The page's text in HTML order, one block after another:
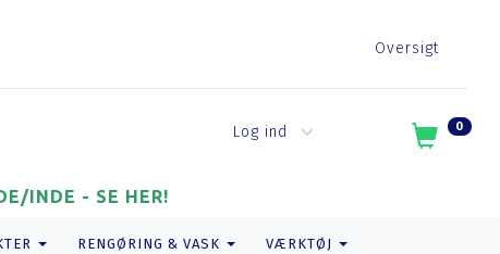
Oversigt
0
Log ind
INDE - SE HER!
RENGØRING & VASK VÆRKTØJ